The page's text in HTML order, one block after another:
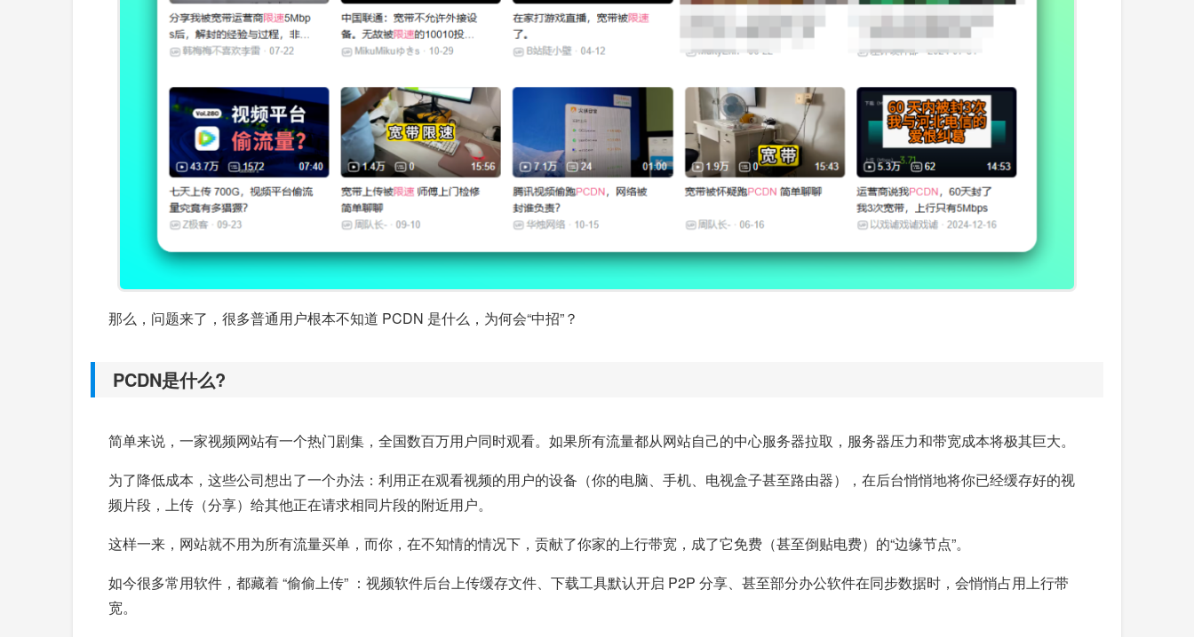
那么，问题来了，很多普通用户根本不知道 PCDN 是什么，为何会“中招”？
PCDN是什么?
简单来说，一家视频网站有一个热门剧集，全国数百万用户同时观看。如果所有流量都从网站自己的中心服务器拉取，服务器压力和带宽成本将极其巨大。
为了降低成本，这些公司想出了一个办法：利用正在观看视频的用户的设备（你的电脑、手机、电视盒子甚至路由器），在后台悄悄地将你已经缓存好的视
频片段，上传（分享）给其他正在请求相同片段的附近用户。
这样一来，网站就不用为所有流量买单，而你，在不知情的情况下，贡献了你家的上行带宽，成了它免费（甚至倒贴电费）的“边缘节点”。
如今很多常用软件，都藏着 “偷偷上传” ：视频软件后台上传缓存文件、下载工具默认开启 P2P 分享、甚至部分办公软件在同步数据时，会悄悄占用上行带
宽。